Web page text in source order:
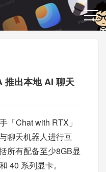
推出本地 AI 聊天
「Chat with RTX」
聊天机器人进行互
所有配备至少8GB显
40 系列显卡。